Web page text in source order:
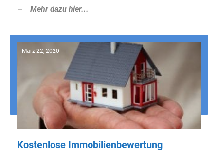
Mehr dazu hier...
März 22, 2020
Kostenlose Immobilienbewertung